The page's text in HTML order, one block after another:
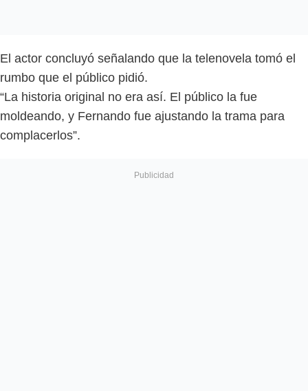
El actor concluyó señalando que la telenovela tomó el
rumbo que el público pidió.
“La historia original no era así. El público la fue
moldeando, y Fernando fue ajustando la trama para
complacerlos”.